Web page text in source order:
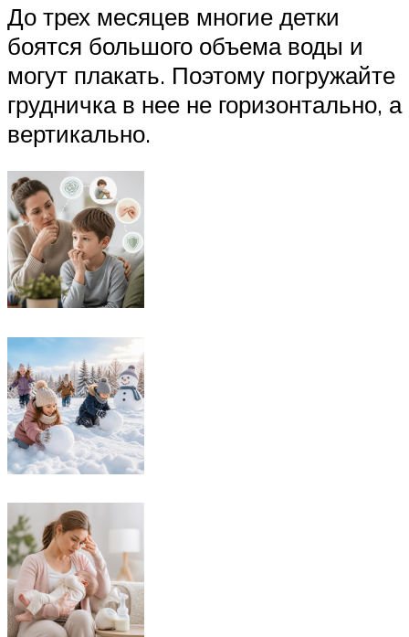
До трех месяцев многие детки
боятся большого объема воды и
могут плакать. Поэтому погружайте
грудничка в нее не горизонтально, а
вертикально.